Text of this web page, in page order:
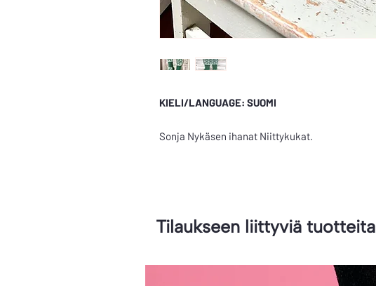
KIELI/LANGUAGE: SUOMI
Sonja Nykäsen ihanat Niittykukat.
Tilaukseen liittyviä tuotteita